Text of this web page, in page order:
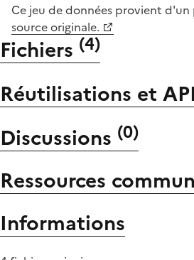
Ce jeu de données provient
source originale.
Fichiers (4)
Réutilisations et API
Discussions (0)
Ressources
Informations